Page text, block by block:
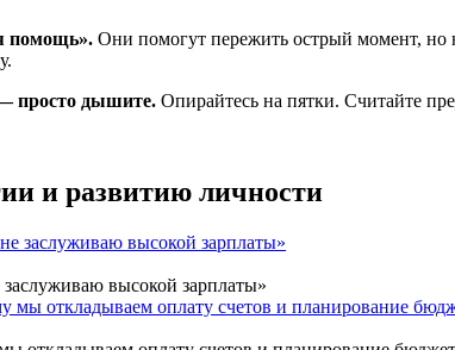
помощь». Они помогут пережить острый момент, но
просто дышите. Опирайтесь на пятки. Считайте
и развитию личности
высокой зарплаты»